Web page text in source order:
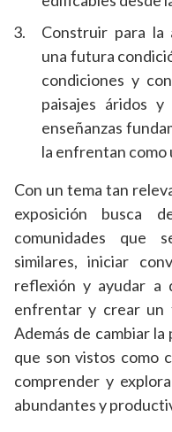
Construir para la
una futura
condiciones y
paisajes áridos
enseñanzas
la enfrentan como
Con un tema tan
exposición busca
comunidades que
similares, iniciar
reflexión y ayudar a
enfrentar y crear un
Además de cambiar
que son vistos como
comprender y
abundantes y